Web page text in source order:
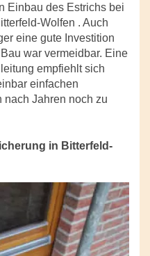
Einbau des Estrichs bei
Wolfen . Auch
eine gute Investition
war vermeidbar. Eine
empfiehlt sich
einfachen
nach Jahren noch zu
in Bitterfeld-